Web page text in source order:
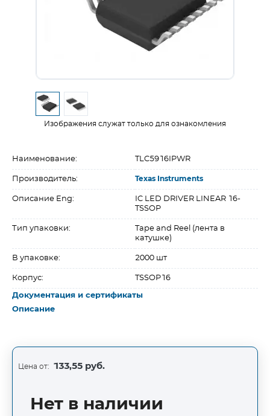
Изображения служат только для ознакомления
Наименование: TLC5916IPWR
Производитель: Texas Instruments
Описание Eng:
IC LED DRIVER LINEAR 16-
TSSOP
Тип упаковки:
Tape and Reel (лента в
катушке)
В упаковке: 2000 шт
Корпус: TSSOP16
Документация и сертификаты
Описание
Цена от: 133,55 руб.
Нет в наличии